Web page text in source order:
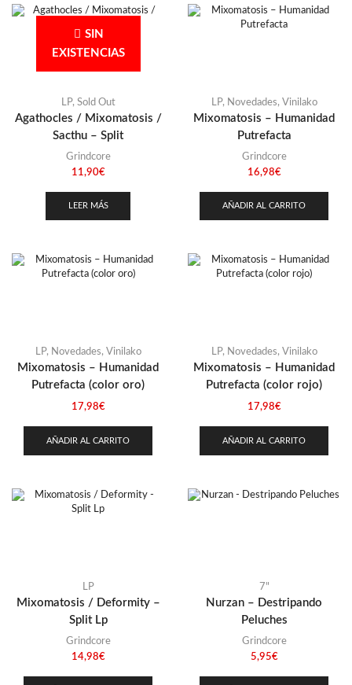
(25)
Stoner
Thrash Metal (108)
SIN
EXISTENCIAS
LP, Sold Out
Agathocles / Mixomatosis /
Sacthu – Split
Grindcore
11,90€
LEER MÁS
LP, Novedades, Vinilako
Mixomatosis – Humanidad
Putrefacta
Grindcore
16,98€
AÑADIR AL CARRITO
LP, Novedades, Vinilako
Mixomatosis – Humanidad
Putrefacta (color oro)
17,98€
AÑADIR AL CARRITO
LP, Novedades, Vinilako
Mixomatosis – Humanidad
Putrefacta (color rojo)
17,98€
AÑADIR AL CARRITO
LP
Mixomatosis / Deformity –
Split Lp
Grindcore
14,98€
7"
Nurzan – Destripando
Peluches
Grindcore
5,95€